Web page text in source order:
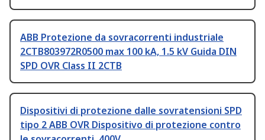
ABB Protezione da sovracorrenti industriale
2CTB803972R0500 max 100 kA, 1.5 kV Guida DIN
SPD OVR Class II 2CTB
Dispositivi di protezione dalle sovratensioni SPD
tipo 2 ABB OVR Dispositivo di protezione contro